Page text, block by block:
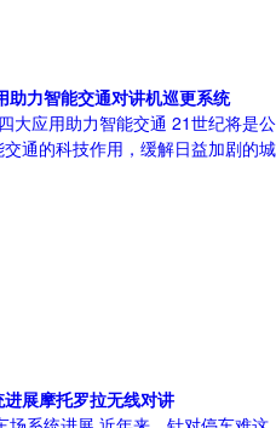
助力智能交通对讲机巡更系统
大应用助力智能交通 21世纪将是公
通的科技作用，缓解日益加剧的城
展摩托罗拉无线对讲